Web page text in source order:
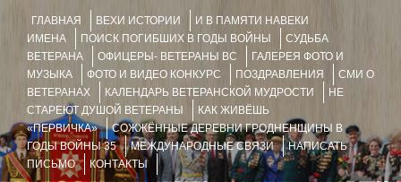
ГЛАВНАЯ ВЕХИ ИСТОРИИ
И В ПАМЯТИ НАВЕКИ
ИМЕНА
ПОИСК ПОГИБШИХ В ГОДЫ ВОЙНЫ
СУДЬБА
ВЕТЕРАНА
ОФИЦЕРЫ- ВЕТЕРАНЫ ВС
ГАЛЕРЕЯ ФОТО И
МУЗЫКА
ФОТО И ВИДЕО КОНКУРС ПОЗДРАВЛЕНИЯ
СМИ О
ВЕТЕРАНАХ
КАЛЕНДАРЬ ВЕТЕРАНСКОЙ МУДРОСТИ
НЕ
СТАРЕЮТ ДУШОЙ ВЕТЕРАНЫ
КАК ЖИВЁШЬ
«ПЕРВИЧКА»
СОЖЖЁННЫЕ ДЕРЕВНИ ГРОДНЕНЩИНЫ В
ГОДЫ ВОЙНЫ 35
МЕЖДУНАРОДНЫЕ СВЯЗИ
НАПИСАТЬ
ПИСЬМО
КОНТАКТЫ